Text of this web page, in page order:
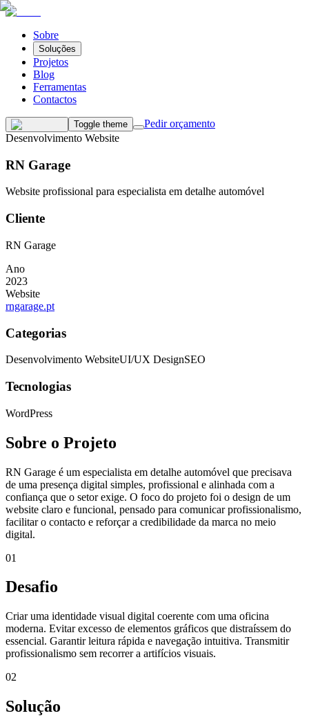
Sobre
Soluções
Projetos
Blog
Ferramentas
Contactos
Toggle theme
Pedir orçamento
Desenvolvimento Website
RN Garage
Website profissional para especialista em detalhe automóvel
Cliente
RN Garage
Ano
2023
Website
rngarage.pt
Categorias
Desenvolvimento WebsiteUI/UX DesignSEO
Tecnologias
WordPress
Sobre o Projeto
RN Garage é um especialista em detalhe automóvel que precisava
de uma presença digital simples, profissional e alinhada com a
confiança que o setor exige. O foco do projeto foi o design de um
website claro e funcional, pensado para comunicar profissionalismo,
facilitar o contacto e reforçar a credibilidade da marca no meio
digital.
01
Desafio
Criar uma identidade visual digital coerente com uma oficina
moderna. Evitar excesso de elementos gráficos que distraíssem do
essencial. Garantir leitura rápida e navegação intuitiva. Transmitir
profissionalismo sem recorrer a artifícios visuais.
02
Solução